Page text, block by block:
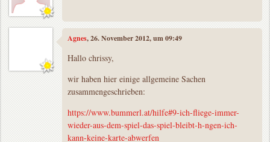
Agnes, 26. November 2012, um 09:49
Hallo chrissy,
wir haben hier einige allgemeine Sachen
zusammengeschrieben:
https://www.bummerl.at/hilfe#9-ich-fliege-immer-
wieder-aus-dem-spiel-das-spiel-bleibt-h-ngen-ich-
kann-keine-karte-abwerfen